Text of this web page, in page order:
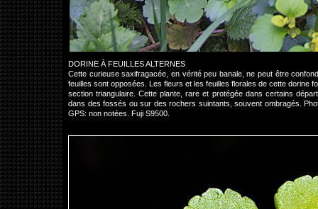
DORINE À FEUILLES ALTERNES
Cette curieuse saxifragacée, en vérité peu banale, ne peut être
feuilles sont opposées. Les fleurs et les feuilles florales de cette dorine
section triangulaire. Cette plante, rare et protégée dans certains
dans des fossés ou sur des rochers suintants, souvent ombragés.
GPS: non notées. Fuji S9500.